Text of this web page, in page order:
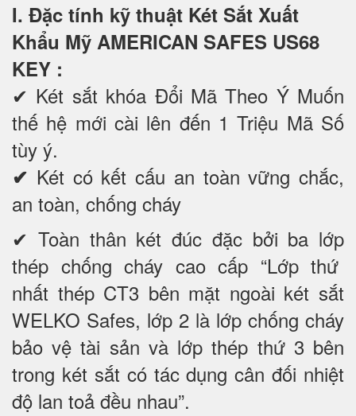
I. Đặc tính kỹ thuật Két Sắt Xuất
Khẩu Mỹ AMERICAN SAFES US68
KEY :
✔ Két sắt khóa Đổi Mã Theo Ý Muốn
thế hệ mới cài lên đến 1 Triệu Mã Số
tùy ý.
✔ Két có kết cấu an toàn vững chắc,
an toàn, chống cháy
✔ Toàn thân két đúc đặc bởi ba lớp
thép chống cháy cao cấp “Lớp thứ
nhất thép CT3 bên mặt ngoài két sắt
WELKO Safes, lớp 2 là lớp chống cháy
bảo vệ tài sản và lớp thép thứ 3 bên
trong két sắt có tác dụng cân đối nhiệt
độ lan toả đều nhau”.